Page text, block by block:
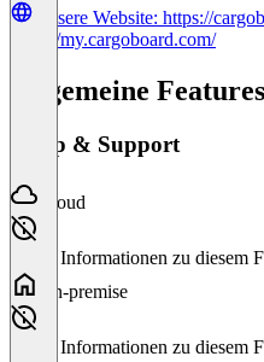
Unsere Website: https://
https://my.cargoboard.com/
Allgemeine Features
Setup & Support
Cloud
Keine Informationen zu diesem
On-premise
Keine Informationen zu diesem